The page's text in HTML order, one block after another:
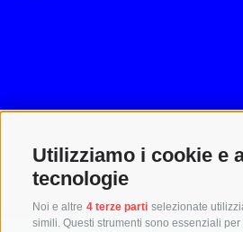
Utilizziamo i cookie e
tecnologie
Noi e altre 4 terze parti selezionate
simili. Questi strumenti sono essenziali
> Inant ala plata